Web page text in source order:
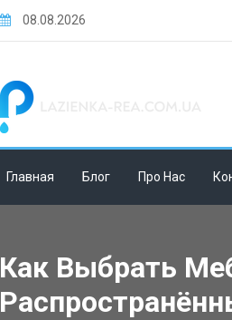
08.08.2026
Главная Блог Про Нас
Как Выбрать